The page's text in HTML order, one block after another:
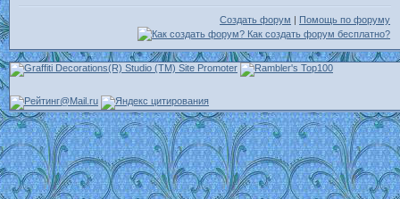
Создать форум Помощь по форуму